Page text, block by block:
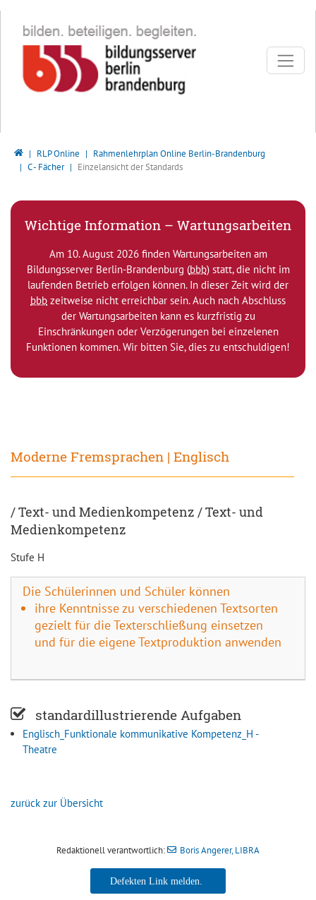
Bildungsserver Berlin - Brandenburg
RLP Online
Rahmenlehrplan Online Berlin-Brandenburg
C - Fächer
Einzelansicht der Standards
Wichtige Information – Wartungsarbeiten
Am 10. August 2026 finden Wartungsarbeiten am
Bildungsserver Berlin-Brandenburg (bbb) statt, die nicht im
laufenden Betrieb erfolgen können. In dieser Zeit wird der
bbb zeitweise nicht erreichbar sein. Auch nach Abschluss
der Wartungsarbeiten kann es kurzfristig zu
Einschränkungen oder Verzögerungen bei einzelenen
Funktionen kommen. Wir bitten Sie, dies zu entschuldigen!
Moderne Fremsprachen | Englisch
/ Text- und Medienkompetenz / Text- und
Medienkompetenz
Stufe H
Die Schülerinnen und Schüler können
ihre Kenntnisse zu verschiedenen Textsorten
gezielt für die Texterschließung einsetzen
und für die eigene Textproduktion anwenden
standardillustrierende Aufgaben
Englisch_Funktionale kommunikative Kompetenz_H -
Theatre
zurück zur Übersicht
Redaktionell verantwortlich: Boris Angerer, LIBRA
Boris Angerer, LIBRA